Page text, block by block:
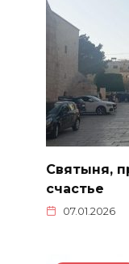
Святыня,
счастье
07.01.2026